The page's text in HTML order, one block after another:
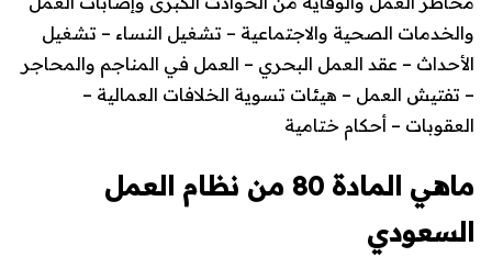
والخدمات الصحية والاجتماعية – تشغيل النساء – تشغيل
الأحداث – عقد العمل البحري – العمل في المناجم والمحاجر
– تفتيش العمل – هيئات تسوية الخلافات العمالية –
العقوبات – أحكام ختامية
ماهي المادة 80 من نظام العمل
السعودي